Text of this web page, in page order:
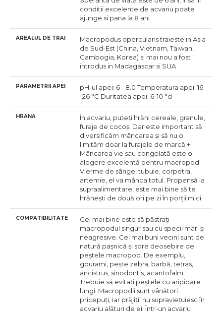
conditii excelente de acvariu poate
ajunge si pana la 8 ani.
AREALUL DE TRAI
Macropodus opercularis traieste in Asia
de Sud-Est (China, Vietnam, Taiwan,
Cambogia, Korea) si mai nou a fost
introdus in Madagascar si SUA
PARAMETRII APEI
pH-ul apei: 6 - 8.0 Temperatura apei: 16
-26 °C Duritatea apei: 6-10 °d
HRANA
În acvariu, puteți hrăni cereale, granule,
furaje de cocoș. Dar este important să
diversificăm mâncarea și să nu o
limităm doar la furajele de marcă.+
Mâncarea vie sau congelată este o
alegere excelentă pentru macropod.
Vierme de sânge, tubule, corpetra,
artemie, el va mânca totul. Propensă la
supraalimentare, este mai bine să te
hrănești de două ori pe zi în porții mici.
COMPATIBILITATE
Cel mai bine este să păstrați
macropodul singur sau cu specii mari și
neagresive. Cei mai buni vecini sunt de
natură pașnică și spre deosebire de
peștele macropod. De exemplu,
gourami, pește zebra, barbă, tetras,
ancistrus, sinodontis, acantofalm.
Trebuie să evitați peștele cu aripioare
lungi. Macropodii sunt vânători
pricepuți, iar prăjiții nu supraviețuiesc în
acvariu alături de ei. Într-un acvariu